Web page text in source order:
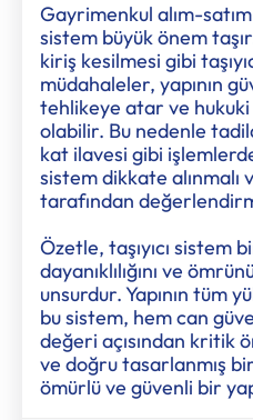
Gayrimenkul alım-
sistem büyük önem
kiriş kesilmesi gibi
müdahaleler, yapının
tehlikeye atar ve hukuki
olabilir. Bu nedenle
kat ilavesi gibi
sistem dikkate alınmalı
tarafından
Özetle, taşıyıcı sistem
dayanıklılığını ve
unsurdur. Yapının tüm
bu sistem, hem can
değeri açısından kritik
ve doğru tasarlanmış bir
ömürlü ve güvenli bir